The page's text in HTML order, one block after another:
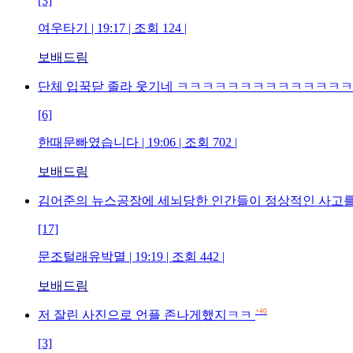
여우타기 | 19:17 | 조회 124 |
보배드림
단체 입꾹닫 졸라 웃기네 ㅋㅋㅋㅋㅋㅋㅋㅋㅋㅋㅋㅋㅋㅋ
[6]
한때문빠였습니다 | 19:06 | 조회 702 |
보배드림
김어준의 뉴스공장에 세뇌당한 인간들이 정상적인 사고
[17]
문조털래유박멸 | 19:19 | 조회 442 |
보배드림
저 잘린 사진으로 언플 존나게했지ㅋㅋ +40
[3]